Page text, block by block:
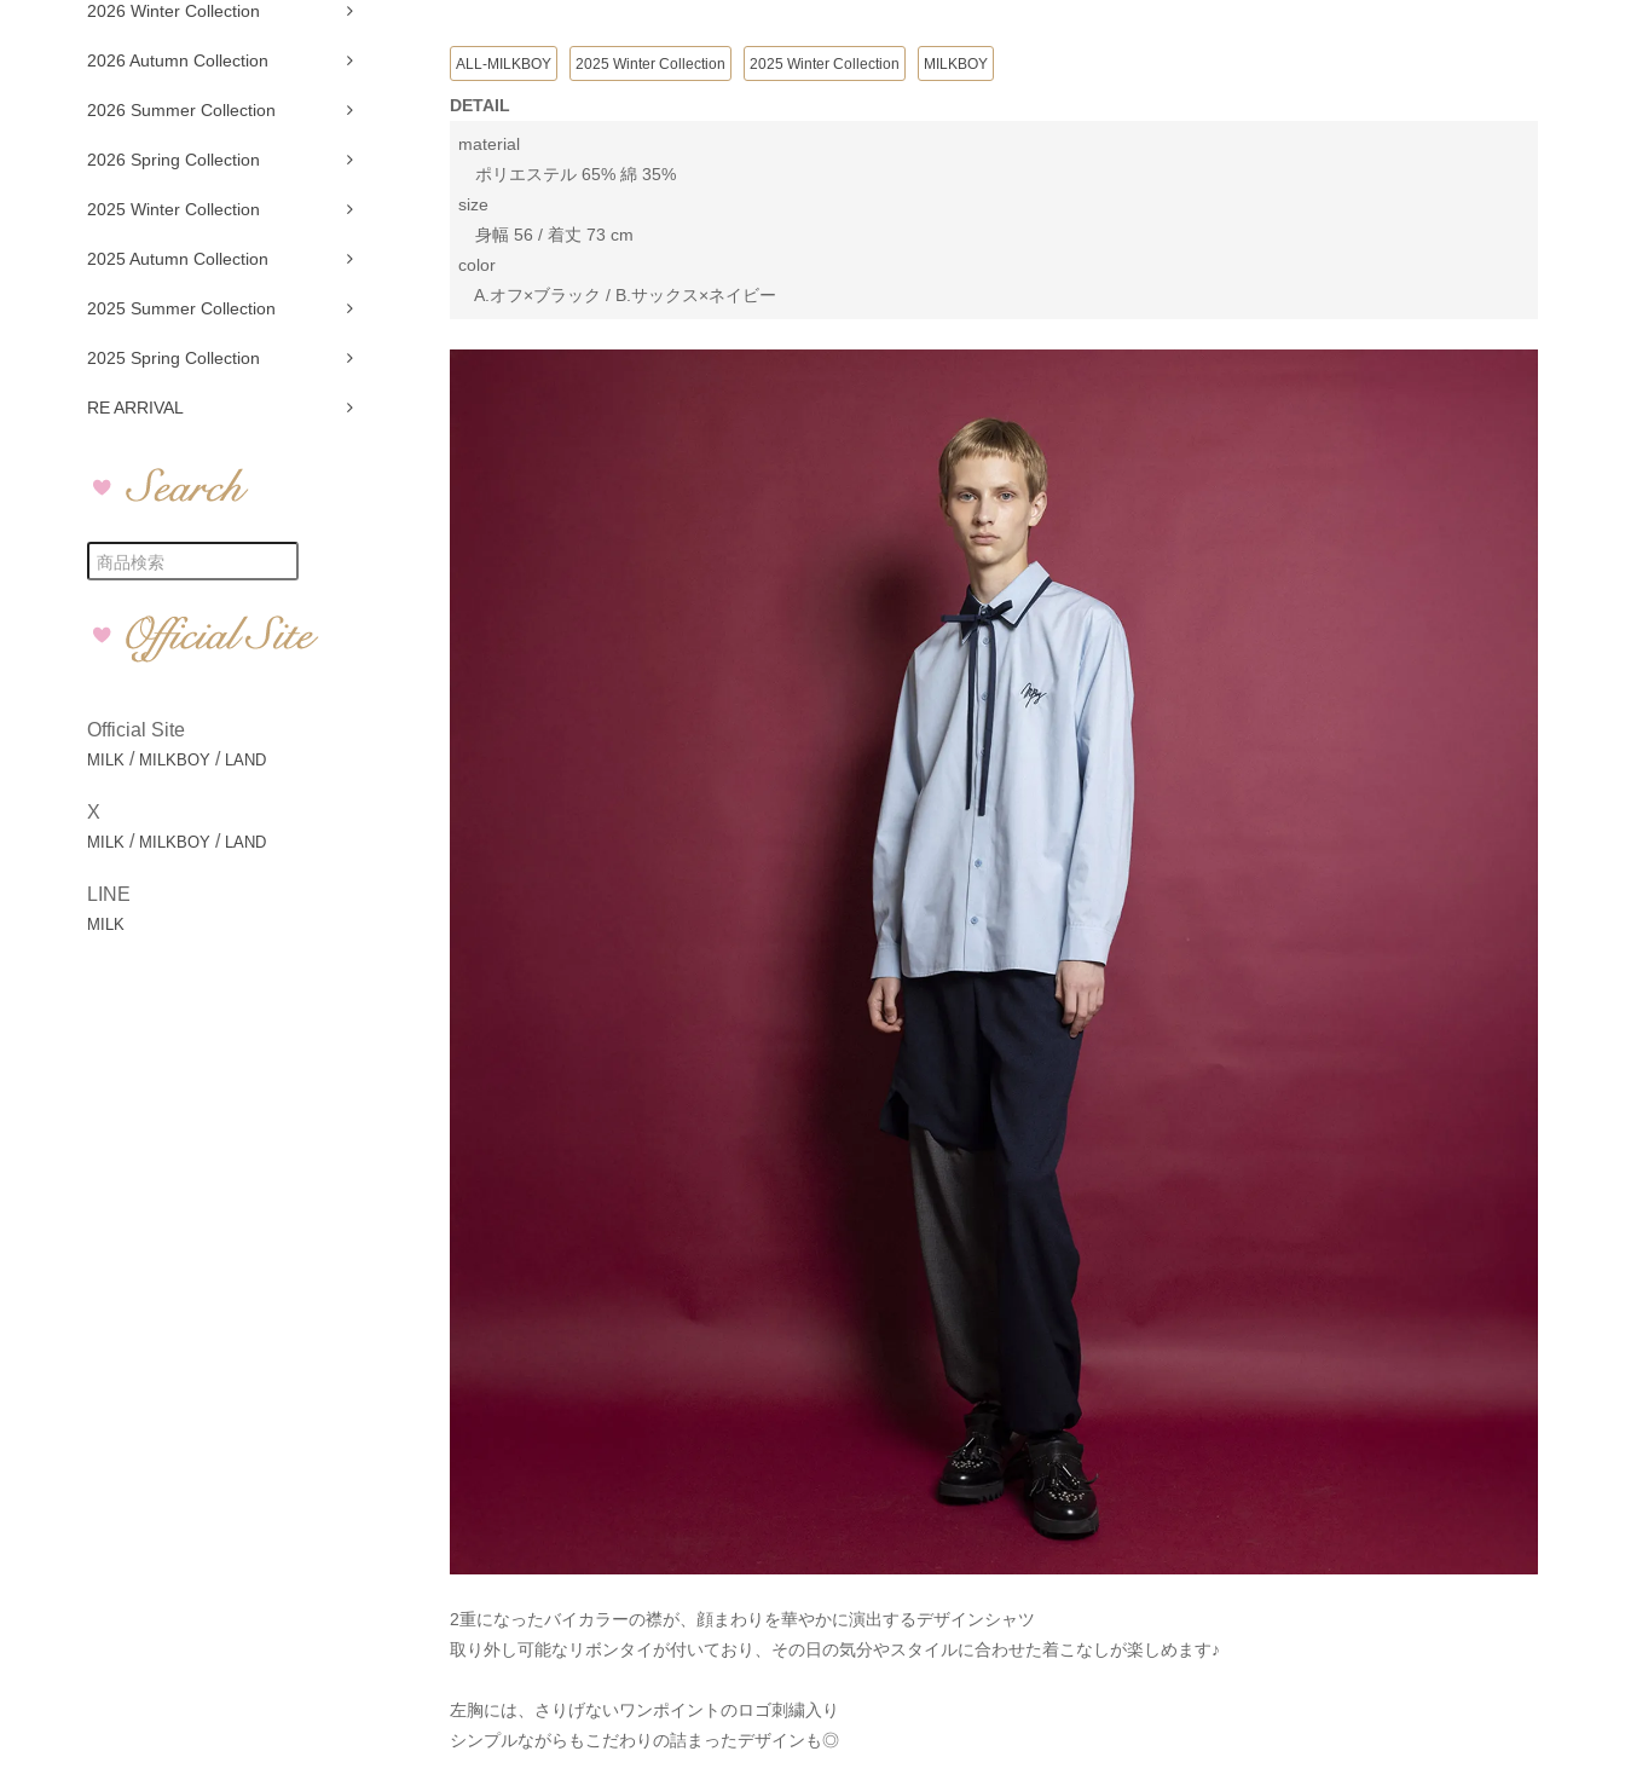
2026 Winter Collection
2026 Autumn Collection
2026 Summer Collection
2026 Spring Collection
2025 Winter Collection
2025 Autumn Collection
2025 Summer Collection
2025 Spring Collection
RE ARRIVAL
Official Site
MILK / MILKBOY / LAND
X
MILK / MILKBOY / LAND
LINE
MILK
ALL-MILKBOY 2025 Winter Collection 2025 Winter Collection MILKBOY
DETAIL
material
ポリエステル 65% 綿 35%
size
身幅 56 / 着丈 73 cm
color
A.オフ×ブラック / B.サックス×ネイビー
2重になったバイカラーの襟が、顔まわりを華やかに演出するデザインシャツ
取り外し可能なリボンタイが付いており、その日の気分やスタイルに合わせた着こなしが楽しめます♪
左胸には、さりげないワンポイントのロゴ刺繍入り
シンプルながらもこだわりの詰まったデザインも◎